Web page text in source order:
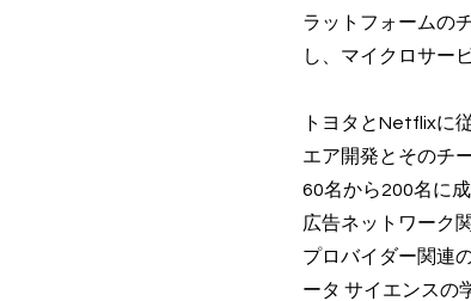
ラットフォームの
し、マイクロサー
トヨタとNetflixに
エア開発とそのチ
60名から200名に
広告ネットワーク
プロバイダー関連
ータ サイエンスの